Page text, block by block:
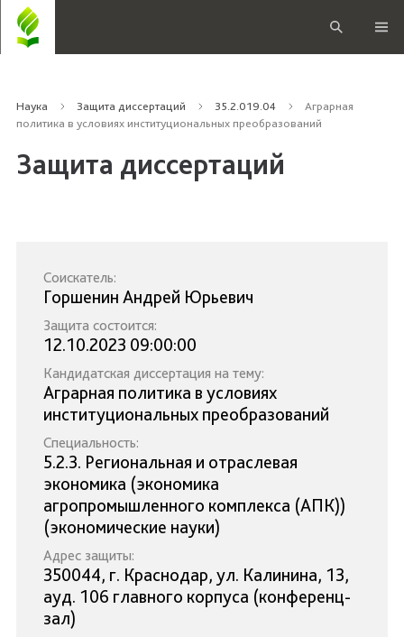
Наука Защита диссертаций 35.2.019.04
Аграрная
политика в условиях институциональных преобразований
Защита диссертаций
Соискатель:
Горшенин Андрей Юрьевич
Защита состоится:
12.10.2023 09:00:00
Кандидатская диссертация на тему:
Аграрная политика в условиях
институциональных преобразований
Специальность:
5.2.3. Региональная и отраслевая
экономика (экономика
агропромышленного комплекса (АПК))
(экономические науки)
Адрес защиты:
350044, г. Краснодар, ул. Калинина, 13,
ауд. 106 главного корпуса (конференц-
зал)